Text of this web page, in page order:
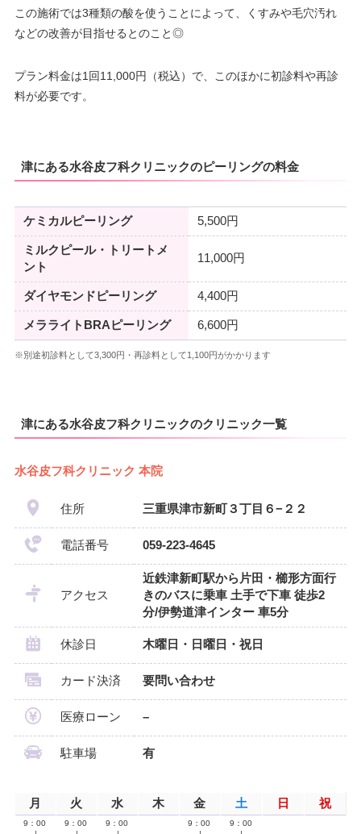
この施術では3種類の酸を使うことによって、くすみや毛穴汚れ
などの改善が目指せるとのこと◎
プラン料金は1回11,000円（税込）で、このほかに初診料や再診
料が必要です。
津にある水谷皮フ科クリニックのピーリングの料金
ケミカルピーリング 5,500円
ミルクピール・トリートメ
ント
11,000円
ダイヤモンドピーリング 4,400円
メラライトBRAピーリング 6,600円
※別途初診料として3,300円・再診料として1,100円がかかります
津にある水谷皮フ科クリニックのクリニック一覧
水谷皮フ科クリニック 本院
住所 三重県津市新町３丁目６−２２
電話番号 059-223-4645
アクセス
近鉄津新町駅から片田・櫛形方面行
きのバスに乗車 土手で下車 徒歩2
分/伊勢道津インター 車5分
休診日 木曜日・日曜日・祝日
カード決済 要問い合わせ
医療ローン –
駐車場 有
月 火 水 木 金 土 日 祝
9：00
9：00
9：00
9：00
9：00